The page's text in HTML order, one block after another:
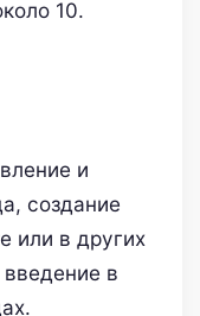
10.
и
создание
или в других
в